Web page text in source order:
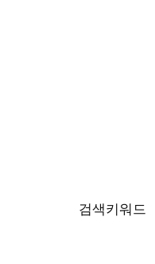
검색키워드